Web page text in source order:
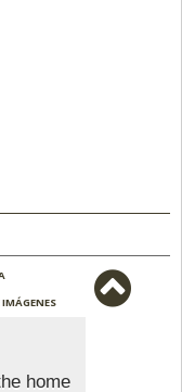
IMÁGENES
home